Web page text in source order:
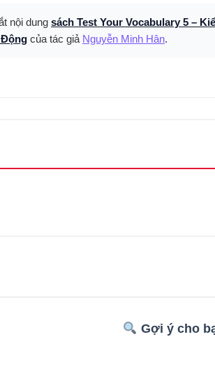
nội dung sách Test Your Vocabulary 5 –
Động của tác giả Nguyễn Minh Hân.
Gợi ý cho